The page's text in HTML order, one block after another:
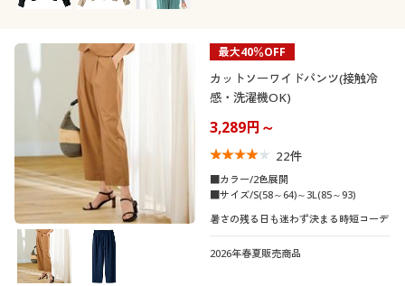
最大40％OFF
カットソーワイドパンツ(接触冷
感・洗濯機OK)
3,289円～
22件
■カラー/2色展開
■サイズ/S(58～64)～3L(85～93)
暑さの残る日も迷わず決まる時短コーデ
2026年春夏販売商品